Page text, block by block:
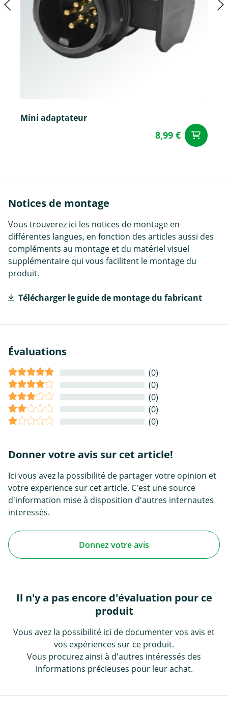
Mini adaptateur
8,99 €
Notices de montage
Vous trouverez ici les notices de montage en
différentes langues, en fonction des articles aussi des
compléments au montage et du matériel visuel
supplémentaire qui vous facilitent le montage du
produit.
Télécharger le guide de montage du fabricant
Évaluations
(0)
(0)
(0)
(0)
(0)
Donner votre avis sur cet article!
Ici vous avez la possibilité de partager votre opinion et
votre experience sur cet article. C'est une source
d'information mise à disposition d'autres internautes
interessés.
Donnez votre avis
Il n'y a pas encore d'évaluation pour ce
produit
Vous avez la possibilité ici de documenter vos avis et
vos expériences sur ce produit.
Vous procurez ainsi à d'autres intéressés des
informations précieuses pour leur achat.